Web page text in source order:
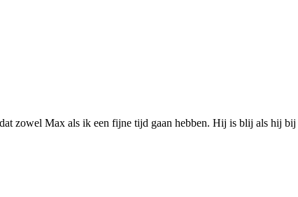
zowel Max als ik een fijne tijd gaan hebben. Hij is blij als hij